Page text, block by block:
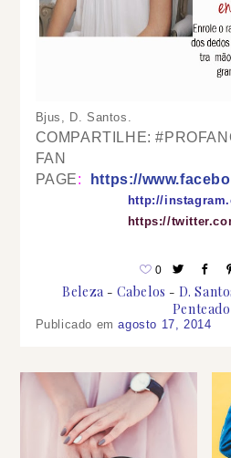
Bjus, D. Santos.
COMPARTILHE:
FAN
PAGE: https://
http://
https://
0
Beleza Cabelos D.
Publicado emagosto 17, 2014